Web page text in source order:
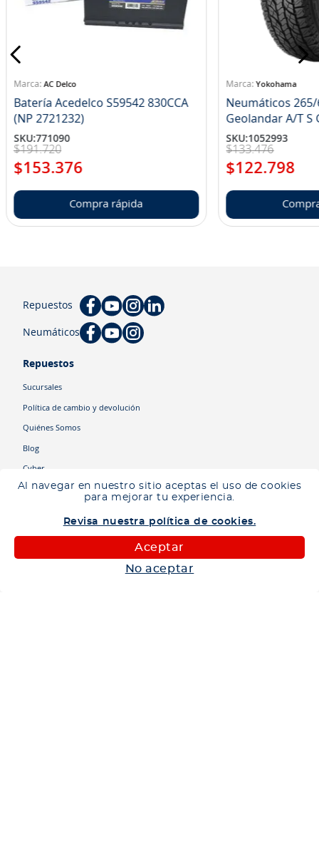
Al navegar en nuestro sitio aceptas el uso de cookies
para mejorar tu experiencia.
Revisa nuestra política de cookies.
Aceptar
No aceptar
AC Delco
Batería Acedelco S59542 830CCA
(NP 2721232)
SKU:771090
$191.720
$153.376
Compra rápida
Yokohama
Neumáticos 265/
SKU:1052993
$133.476
$122.798
Repuestos
Neumáticos
Repuestos
Sucursales
Política de cambio y devolución
Quiénes Somos
Blog
Cyber